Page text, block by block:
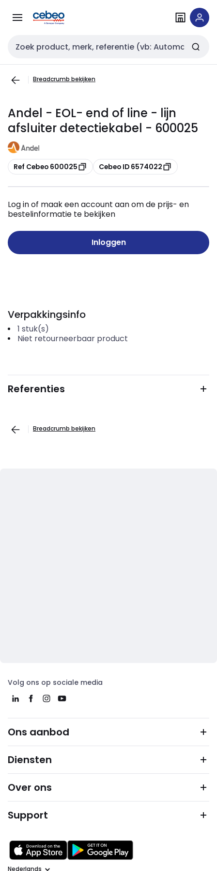
naar
naar
Zoekveld invoer
Breadcrumb bekijken
Andel - EOL- end of line - lijn
afsluiter detectiekabel - 600025
Kopiëren
Ref Cebeo 600025 Kopiëren
Cebeo ID 6574022
Log in of maak een account aan om de prijs- en
bestelinformatie te bekijken
Inloggen
Verpakkingsinfo
1 stuk(s)
Niet retourneerbaar product
Referenties
Breadcrumb bekijken
Volg ons op sociale media
Ons aanbod
Diensten
Over ons
Support